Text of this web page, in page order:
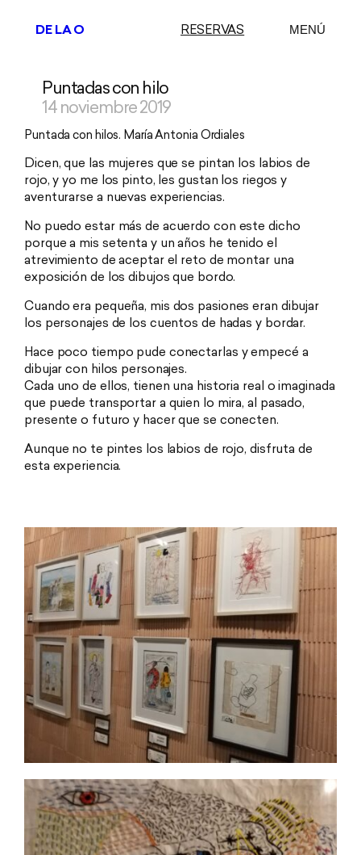
DE LA O RESERVAS MENÚ
Puntadas con hilo
14 noviembre 2019
Puntada con hilos. María Antonia Ordiales
Dicen, que las mujeres que se pintan los labios de
rojo, y yo me los pinto, les gustan los riegos y
aventurarse a nuevas experiencias.
No puedo estar más de acuerdo con este dicho
porque a mis setenta y un años he tenido el
atrevimiento de aceptar el reto de montar una
exposición de los dibujos que bordo.
Cuando era pequeña, mis dos pasiones eran dibujar
los personajes de los cuentos de hadas y bordar.
Hace poco tiempo pude conectarlas y empecé a
dibujar con hilos personajes.
Cada uno de ellos, tienen una historia real o imaginada
que puede transportar a quien lo mira, al pasado,
presente o futuro y hacer que se conecten.
Aunque no te pintes los labios de rojo, disfruta de
esta experiencia.